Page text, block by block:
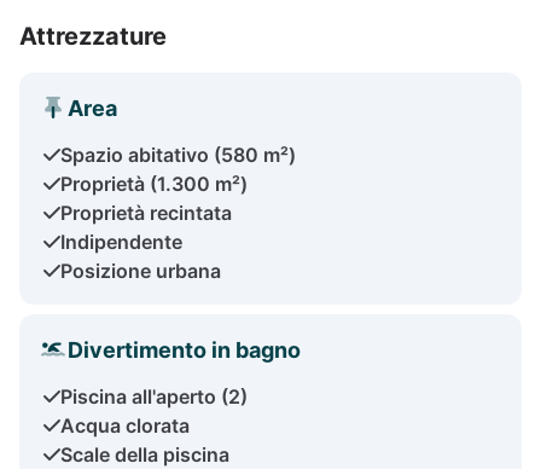
Attrezzature
Area
Spazio abitativo (580 m²)
Proprietà (1.300 m²)
Proprietà recintata
Indipendente
Posizione urbana
Divertimento in bagno
Piscina all'aperto (2)
Acqua clorata
Scale della piscina